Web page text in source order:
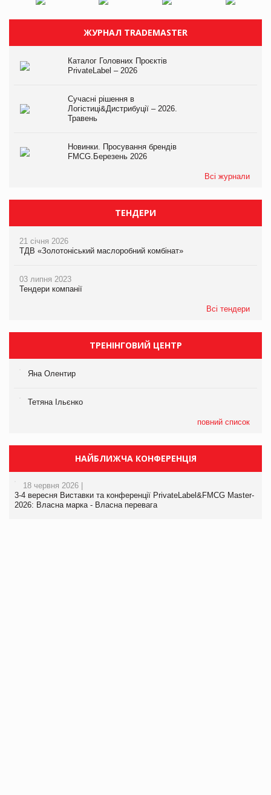
ЖУРНАЛ TRADEMASTER
Каталог Головних Проєктів
PrivateLabel – 2026
Сучасні рішення в
Логістиці&Дистрибуції – 2026.
Травень
Новинки. Просування брендів
FMCG.Березень 2026
Всі журнали
ТЕНДЕРИ
21 січня 2026
ТДВ «Золотоніський маслоробний комбінат»
03 липня 2023
Тендери компанії
Всі тендери
ТРЕНІНГОВИЙ ЦЕНТР
Яна Олентир
Тетяна Ільєнко
повний список
НАЙБЛИЖЧА КОНФЕРЕНЦІЯ
18 червня 2026 |
3-4 вересня Виставки та конференції PrivateLabel&FMCG Master-
2026: Власна марка - Власна перевага